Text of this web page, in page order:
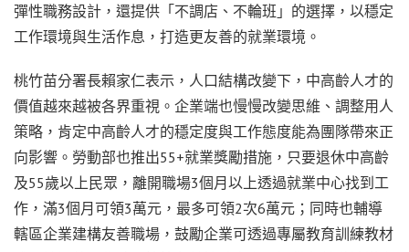
彈性職務設計，還提供「不調店、不輪班」的選擇，以穩定
工作環境與生活作息，打造更友善的就業環境。
桃竹苗分署長賴家仁表示，人口結構改變下，中高齡人才的
價值越來越被各界重視。企業端也慢慢改變思維、調整用人
策略，肯定中高齡人才的穩定度與工作態度能為團隊帶來正
向影響。勞動部也推出55+就業獎勵措施，只要退休中高齡
及55歲以上民眾，離開職場3個月以上透過就業中心找到工
作，滿3個月可領3萬元，最多可領2次6萬元；同時也輔導
轄區企業建構友善職場，鼓勵企業可透過專屬教育訓練教材